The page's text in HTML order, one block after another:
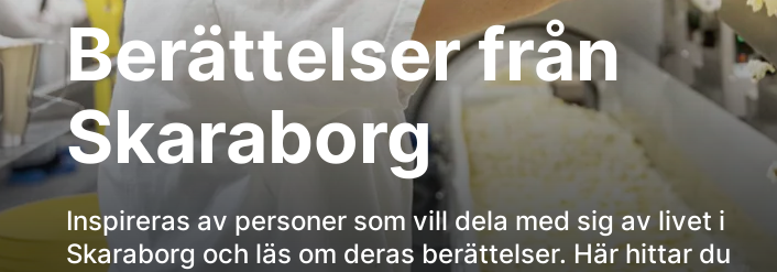
Berättelser från
Skaraborg
Inspireras av personer som vill dela med sig av livet i
Skaraborg och läs om deras berättelser. Här hittar du